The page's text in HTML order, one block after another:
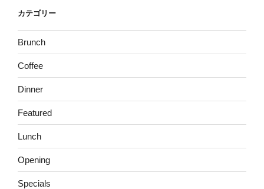
カテゴリー
Brunch
Coffee
Dinner
Featured
Lunch
Opening
Specials